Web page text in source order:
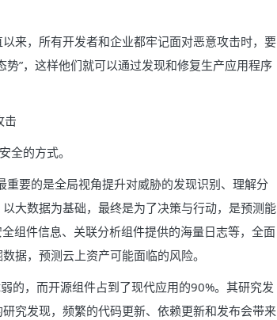
来，所有开发者和企业都牢记面对恶意攻击时，要
”，这样他们就可以通过发现和修复生产应用程序
全的方式。
重要的是全局视角提升对威胁的发现识别、理解分
大数据为基础，最终是为了决策与行动，是预测能
组件信息、关联分析组件提供的海量日志等，全面
据，预测云上资产可能面临的风险。
的，而开源组件占到了现代应用的90%。其研究发
究发现，频繁的代码更新、依赖更新和发布会带来